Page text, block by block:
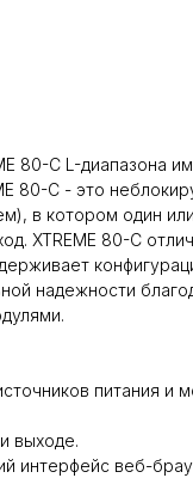
80-C L-диапазона
80-C - это
в котором один или
XTREME 80-C
надежности
питания и
выходе.
интерфейс веб-